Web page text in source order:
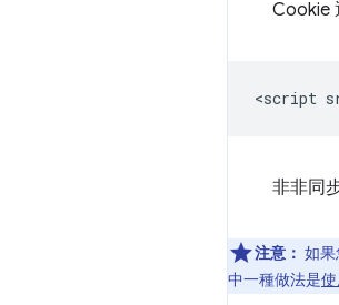
Cookie
非非同
注意： 如
中一種做法是